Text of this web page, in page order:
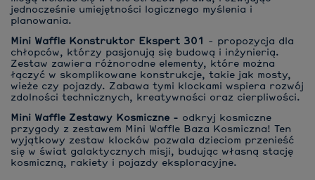
jednocześnie umiejętności logicznego myślenia i
planowania.
Mini Waffle Konstruktor Ekspert 301
- propozycja dla
chłopców, którzy pasjonują się budową i inżynierią.
Zestaw zawiera różnorodne elementy, które można
łączyć w skomplikowane konstrukcje, takie jak mosty,
wieże czy pojazdy. Zabawa tymi klockami wspiera rozwój
zdolności technicznych, kreatywności oraz cierpliwości.
Mini Waffle Zestawy Kosmiczne - odkryj kosmiczne
przygody z zestawem Mini Waffle Baza Kosmiczna! Ten
wyjątkowy zestaw klocków pozwala dzieciom przenieść
się w świat galaktycznych misji, budując własną stację
kosmiczną, rakiety i pojazdy eksploracyjne.